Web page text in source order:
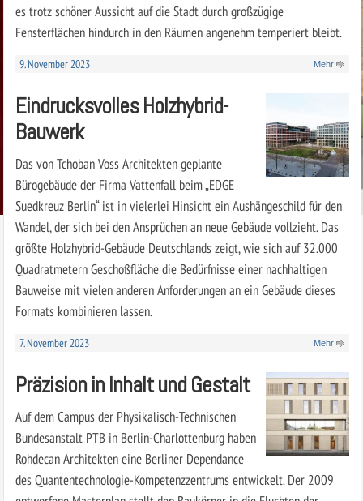
es trotz schöner Aussicht auf die Stadt durch großzügige
Fensterflächen hindurch in den Räumen angenehm temperiert bleibt.
9. November 2023 Mehr
Eindrucksvolles Holzhybrid-
Bauwerk
Das von Tchoban Voss Architekten geplante
Bürogebäude der Firma Vattenfall beim „EDGE
Suedkreuz Berlin“ ist in vielerlei Hinsicht ein Aushängeschild für den
Wandel, der sich bei den Ansprüchen an neue Gebäude vollzieht. Das
größte Holzhybrid-Gebäude Deutschlands zeigt, wie sich auf 32.000
Quadratmetern Geschoßfläche die Bedürfnisse einer nachhaltigen
Bauweise mit vielen anderen Anforderungen an ein Gebäude dieses
Formats kombinieren lassen.
7. November 2023 Mehr
Präzision in Inhalt und Gestalt
Auf dem Campus der Physikalisch-Technischen
Bundesanstalt PTB in Berlin-Charlottenburg haben
Rohdecan Architekten eine Berliner Dependance
des Quantentechnologie-Kompetenzzentrums entwickelt. Der 2009